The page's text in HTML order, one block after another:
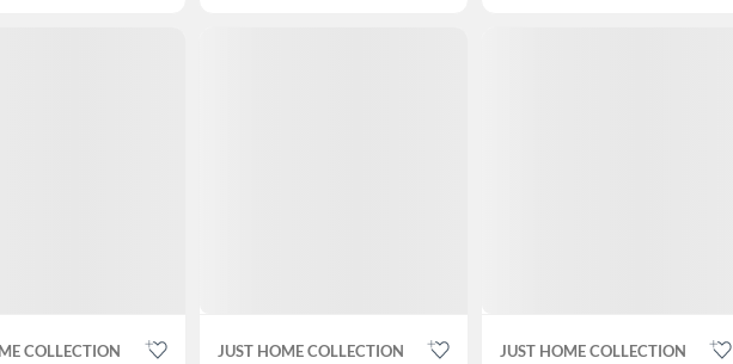
COLLECTION JUST HOME COLLECTION JUST HOME COLLECTION